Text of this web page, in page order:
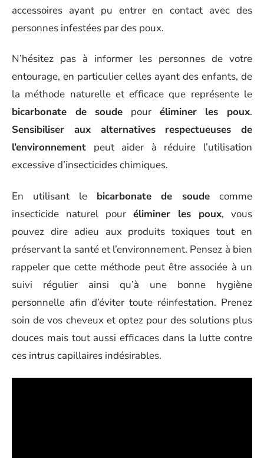
accessoires ayant pu entrer en contact avec des
personnes infestées par des poux.
N’hésitez pas à informer les personnes de votre
entourage, en particulier celles ayant des enfants, de
la méthode naturelle et efficace que représente le
bicarbonate de soude pour éliminer les poux.
Sensibiliser aux alternatives respectueuses de
l’environnement peut aider à réduire l’utilisation
excessive d’insecticides chimiques.
En utilisant le bicarbonate de soude comme
insecticide naturel pour éliminer les poux, vous
pouvez dire adieu aux produits toxiques tout en
préservant la santé et l’environnement. Pensez à bien
rappeler que cette méthode peut être associée à un
suivi régulier ainsi qu’à une bonne hygiène
personnelle afin d’éviter toute réinfestation. Prenez
soin de vos cheveux et optez pour des solutions plus
douces mais tout aussi efficaces dans la lutte contre
ces intrus capillaires indésirables.